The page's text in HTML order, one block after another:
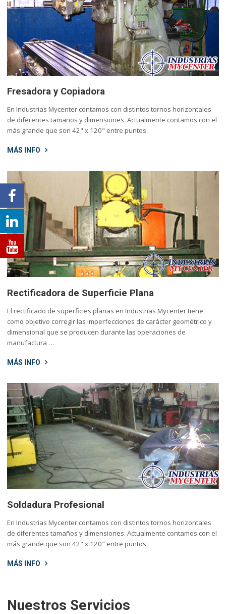
Fresadora y Copiadora
En Industrias Mycenter contamos con distintos tornos horizontales
de diferentes tamaños y dimensiones. Actualmente contamos con el
más grande que son 42" x 120" entre puntos.
MÁS INFO
Rectificadora de Superficie Plana
El rectificado de superficies planas en Industrias Mycenter tiene
como objetivo corregir las imperfecciones de carácter geométrico y
dimensional que se producen durante las operaciones de
manufactura …
MÁS INFO
Soldadura Profesional
En Industrias Mycenter contamos con distintos tornos horizontales
de diferentes tamaños y dimensiones. Actualmente contamos con el
más grande que son 42" x 120" entre puntos.
MÁS INFO
Nuestros Servicios